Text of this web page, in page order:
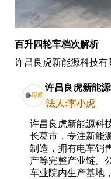
百升四轮车档次解析
许昌良虎新能源科技有
许昌良虎新能
法人:李小虎
许昌良虎新能源科
长葛市，专注新能
制造，拥有电车销
产等完整产业链。
车业院内生产基地